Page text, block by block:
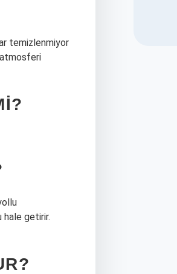
temizlenmiyor
atmosferi
hale getirir.